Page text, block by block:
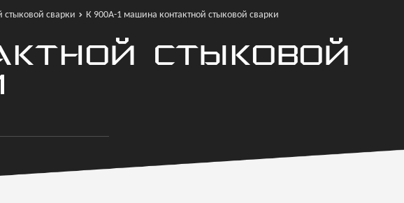
сварки К 900А-1 машина контактной стыковой сварки
СТЫКОВОЙ